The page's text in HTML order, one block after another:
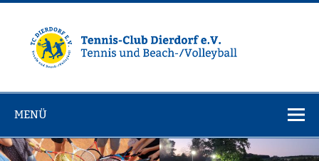
Zum
Dierdorf e.V.
MENÜ